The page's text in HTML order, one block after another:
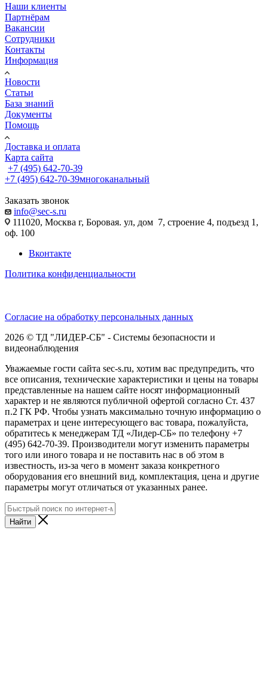
Наши клиенты
Партнёрам
Вакансии
Сотрудники
Контакты
Информация
Новости
Статьи
База знаний
Документы
Помощь
Доставка и оплата
Карта сайта
+7 (495) 642-70-39
+7 (495) 642-70-39многоканальный
Заказать звонок
info@sec-s.ru
111020, Москва г, Боровая. ул, дом 7, строение 4, подъезд 1,
оф. 100
Вконтакте
Политика конфиденциальности
Согласие на обработку персональных данных
2026 © ТД "ЛИДЕР-СБ" - Системы безопасности и
видеонаблюдения
Уважаемые гости сайта sec-s.ru, хотим вас предупредить, что
все описания, технические характеристики и цены на товары
представленные на нашем сайте носят информационный
характер и не являются публичной офертой согласно Ст. 437
п.2 ГК РФ. Чтобы узнать максимально точную информацию о
параметрах и цене интересующего вас товара, пожалуйста,
обратитесь к менеджерам ТД «Лидер-СБ» по телефону +7
(495) 642-70-39. Производители могут изменить параметры
того или иного товара и не поставить нас в об этом в
известность, из-за чего в момент заказа конкретного
оборудования его внешний вид, комплектация, цена и другие
параметры могут отличаться от указанных ранее.
Найти